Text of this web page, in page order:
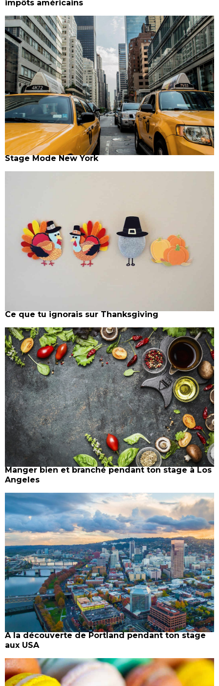
impôts américains
Stage Mode New York
Ce que tu ignorais sur Thanksgiving
Manger bien et branché pendant ton stage à Los
Angeles
A la découverte de Portland pendant ton stage
aux USA